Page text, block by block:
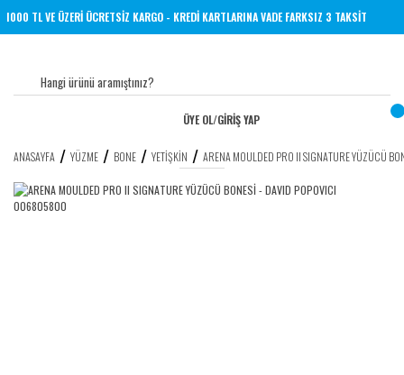
1000 TL VE ÜZERİ ÜCRETSİZ KARGO - KREDİ KARTLARINA VADE FARKSIZ 3 TAKSİT
ÜYE OL/GİRİŞ YAP
ANASAYFA YÜZME BONE YETIŞKIN ARENA MOULDED PRO II SIGNATURE YÜZÜCÜ